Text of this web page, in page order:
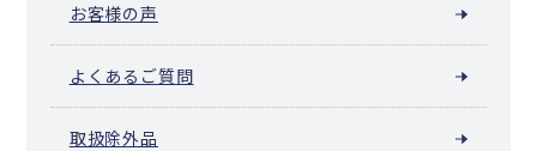
お客様の声
よくあるご質問
取扱除外品